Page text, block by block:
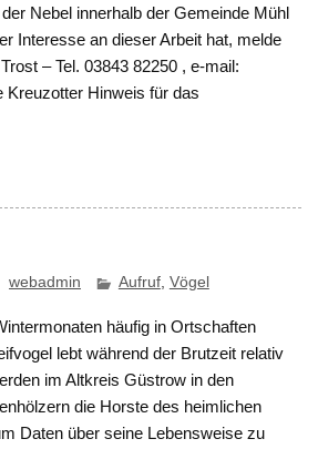
Nebel innerhalb der Gemeinde Mühl
Interesse an dieser Arbeit hat, melde
– Tel. 03843 82250 , e-mail:
Kreuzotter Hinweis für das
webadmin Aufruf, Vögel
häufig in Ortschaften
lebt während der Brutzeit relativ
im Altkreis Güstrow in den
die Horste des heimlichen
Daten über seine Lebensweise zu